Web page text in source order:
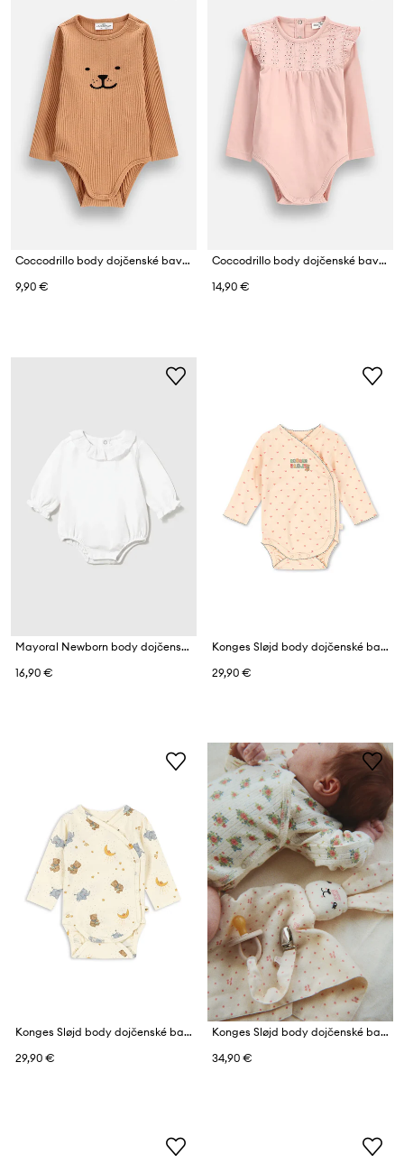
Coccodrillo body dojčenské bavlnené s elastanom
9,90 €
Coccodrillo body dojčenské bavlnené s elastanom
14,90 €
Mayoral Newborn body dojčenské
16,90 €
Konges Sløjd body dojčenské bavlnené s elastanom BASIC LS NEWBORN BODY GOTS
29,90 €
Konges Sløjd body dojčenské bavlnené s elastanom BASIC LS NEWBORN BODY GOTS
29,90 €
Konges Sløjd body dojčenské bavlnené MINNIE NEWBORN BODY GOTS
34,90 €